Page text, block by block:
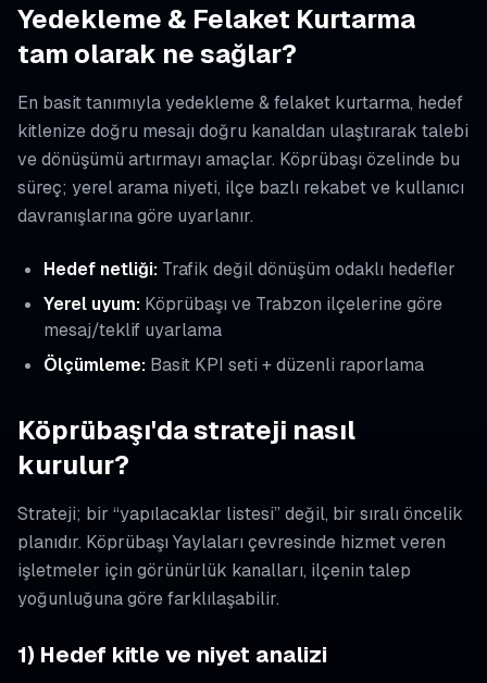
Yedekleme & Felaket Kurtarma
tam olarak ne sağlar?
En basit tanımıyla yedekleme & felaket kurtarma, hedef
kitlenize doğru mesajı doğru kanaldan ulaştırarak talebi
ve dönüşümü artırmayı amaçlar. Köprübaşı özelinde bu
süreç; yerel arama niyeti, ilçe bazlı rekabet ve kullanıcı
davranışlarına göre uyarlanır.
Hedef netliği: Trafik değil dönüşüm odaklı hedefler
Yerel uyum: Köprübaşı ve Trabzon ilçelerine göre
mesaj/teklif uyarlama
Ölçümleme: Basit KPI seti + düzenli raporlama
Köprübaşı'da strateji nasıl
kurulur?
Strateji; bir “yapılacaklar listesi” değil, bir sıralı öncelik
planıdır. Köprübaşı Yaylaları çevresinde hizmet veren
işletmeler için görünürlük kanalları, ilçenin talep
yoğunluğuna göre farklılaşabilir.
1) Hedef kitle ve niyet analizi